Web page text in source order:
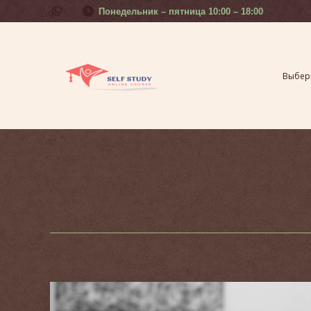
Понедельник – пятница 10:00 – 18:00
Выберите свой урок Курсы